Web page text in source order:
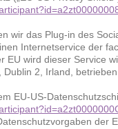
wir das Plug-in des
Internetservice der
EU wird dieser Service
2, Irland,
EU-US-
der